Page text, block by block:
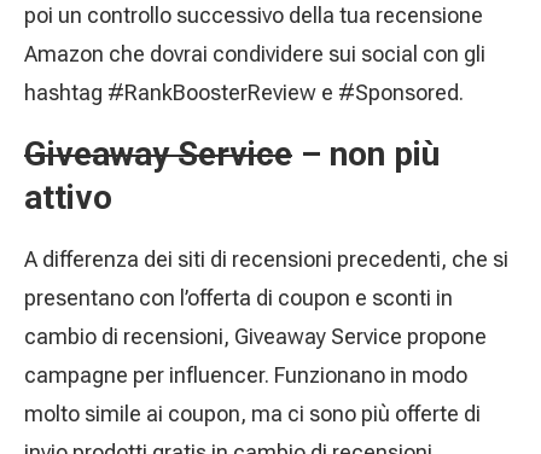
poi un controllo successivo della tua recensione
Amazon che dovrai condividere sui social con gli
hashtag #RankBoosterReview e #Sponsored.
Giveaway Service – non più
attivo
A differenza dei siti di recensioni precedenti, che si
presentano con l’offerta di coupon e sconti in
cambio di recensioni, Giveaway Service propone
campagne per influencer. Funzionano in modo
molto simile ai coupon, ma ci sono più offerte di